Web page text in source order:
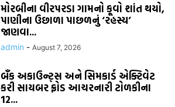
મોરબીના વીરપરડા ગામનો કૂવો શાંત થયો,
પાણીના ઉછાળા પાછળનું ‘રહસ્ય’
જાણવા...
admin - August 7, 2026
બૅંક અકાઉન્ટ્સ અને સિમકાર્ડ એક્ટિવેટ
કરી સાયબર ફ્રોડ આચરનારી ટોળકીના
12...